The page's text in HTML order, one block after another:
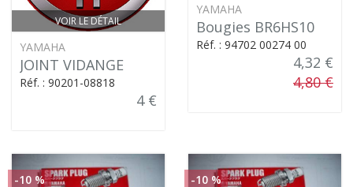
VOIR LE DÉTAIL
YAMAHA
JOINT VIDANGE
Réf. : 90201-08818
4 €
YAMAHA
Bougies BR6HS10
Réf. : 94702 00274 00
4,32 €
4,80 €
-10 % -10 %